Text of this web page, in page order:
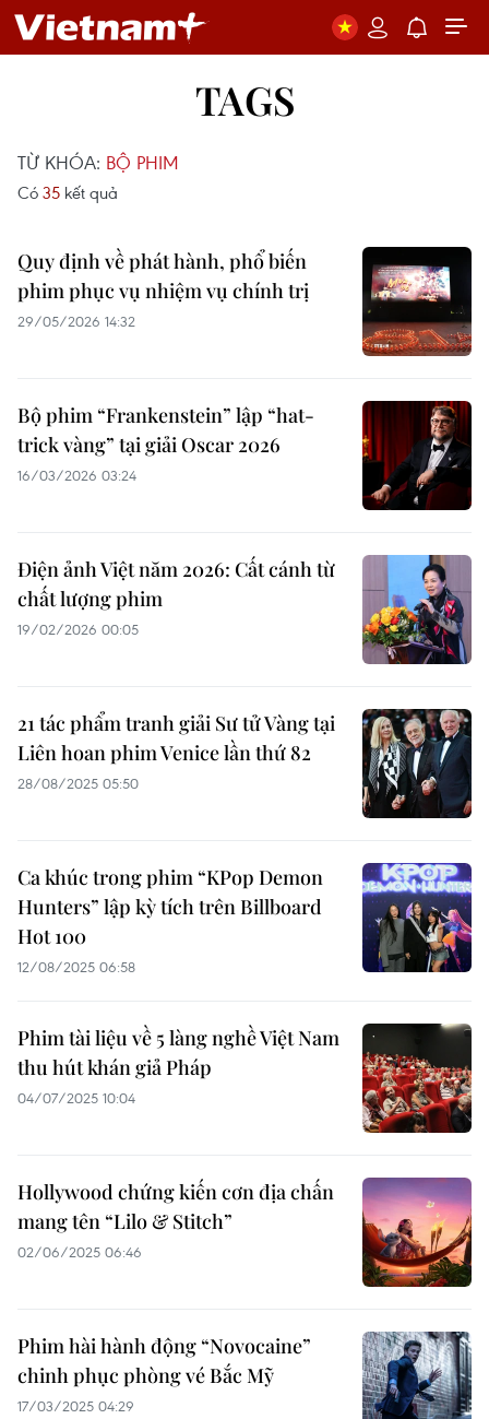
TAGS
TỪ KHÓA: BỘ PHIM
Có 35 kết quả
Quy định về phát hành, phổ biến
phim phục vụ nhiệm vụ chính trị
29/05/2026 14:32
Bộ phim “Frankenstein” lập “hat-
trick vàng” tại giải Oscar 2026
16/03/2026 03:24
Điện ảnh Việt năm 2026: Cất cánh từ
chất lượng phim
19/02/2026 00:05
21 tác phẩm tranh giải Sư tử Vàng tại
Liên hoan phim Venice lần thứ 82
28/08/2025 05:50
Ca khúc trong phim “KPop Demon
Hunters” lập kỳ tích trên Billboard
Hot 100
12/08/2025 06:58
Phim tài liệu về 5 làng nghề Việt Nam
thu hút khán giả Pháp
04/07/2025 10:04
Hollywood chứng kiến cơn địa chấn
mang tên “Lilo & Stitch”
02/06/2025 06:46
Phim hài hành động “Novocaine”
chinh phục phòng vé Bắc Mỹ
17/03/2025 04:29